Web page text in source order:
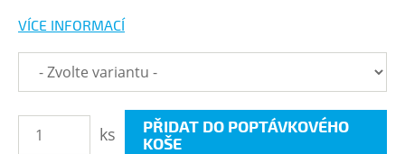
VÍCE INFORMACÍ
ks
PŘIDAT DO POPTÁVKOVÉHO
KOŠE